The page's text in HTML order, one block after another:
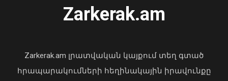
«Պարտվեցինք դաժան հիվանդության
04 Օգոստոս, 2026 19:12
Zarkerak.am
Zarkerak.am լրատվական կայքում տեղ գտած
հրապարակումների հեղինակային իրավունքը